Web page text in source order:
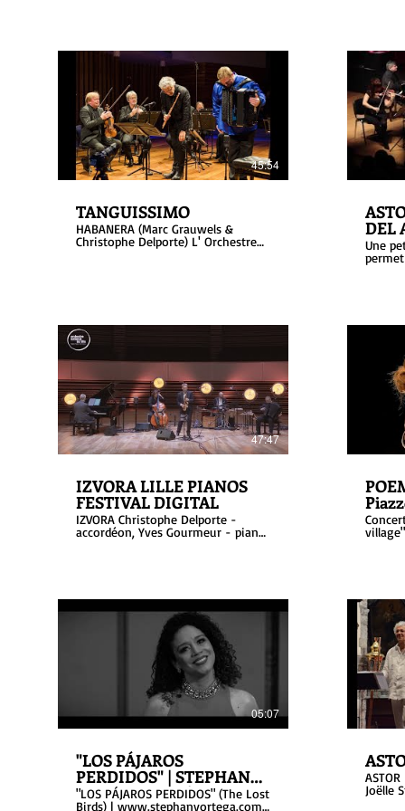
45:54
TANGUISSIMO
HABANERA (Marc Grauwels &
Christophe Delporte) L' Orchestre
Night Club 1960, Concert
d'aujourd'hui)
DEL
Une
47:47
IZVORA LILLE PIANOS
FESTIVAL DIGITAL
IZVORA Christophe Delporte -
accordéon, Yves Gourmeur - piano,
Adrien Tyberghein - contrebasse,
(Covid...) www.izvoramusic.com
05:07
"LOS PÁJAROS
PERDIDOS" | STEPHANY
ORTEGA TRIO |
"LOS PÁJAROS PERDIDOS" (The Lost
Birds) | www.stephanyortega.com |
Joëlle